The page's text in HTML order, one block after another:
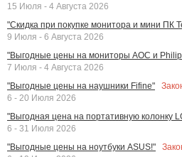
15 Июля - 4 Августа 2026
"Скидка при покупке монитора и мини ПК
9 Июля - 6 Августа 2026
"Выгодные цены на мониторы AOC и
7 Июля - 4 Августа 2026
"Выгодные цены на наушники Fifine"
6 - 20 Июля 2026
"Выгодная цена на портативную колонку
6 - 31 Июля 2026
"Выгодные цены на ноутбуки ASUS!"